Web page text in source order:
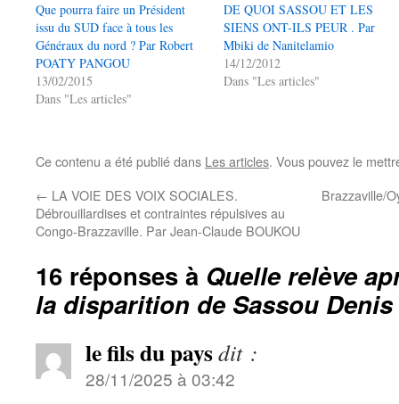
Que pourra faire un Président
issu du SUD face à tous les
Généraux du nord ? Par Robert
POATY PANGOU
13/02/2015
Dans "Les articles"
DE QUOI SASSOU ET LES
SIENS ONT-ILS PEUR . Par
Mbiki de Nanitelamio
14/12/2012
Dans "Les articles"
Ce contenu a été publié dans Les articles. Vous pouvez le
← LA VOIE DES VOIX SOCIALES.
Débrouillardises et contraintes répulsives au
Congo-Brazzaville. Par Jean-Claude BOUKOU
Brazzaville/
16 réponses à Quelle relève
la disparition de Sassou
le fils du paysdit :
28/11/2025 à 03:42